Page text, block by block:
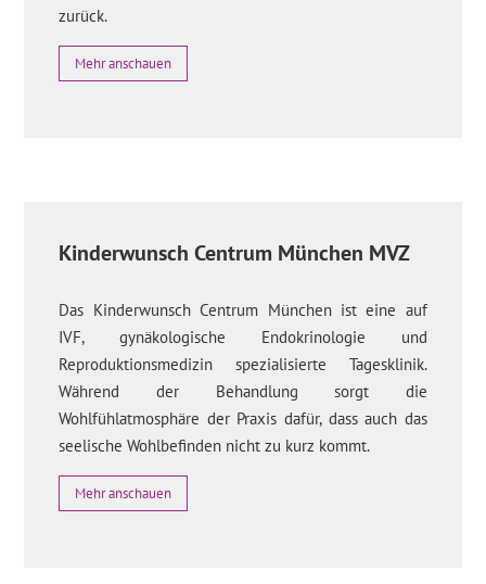
zurück.
Mehr anschauen
Kinderwunsch Centrum München MVZ
Das Kinderwunsch Centrum München ist eine auf
IVF, gynäkologische Endokrinologie und
Reproduktionsmedizin spezialisierte Tagesklinik.
Während der Behandlung sorgt die
Wohlfühlatmosphäre der Praxis dafür, dass auch das
seelische Wohlbefinden nicht zu kurz kommt.
Mehr anschauen